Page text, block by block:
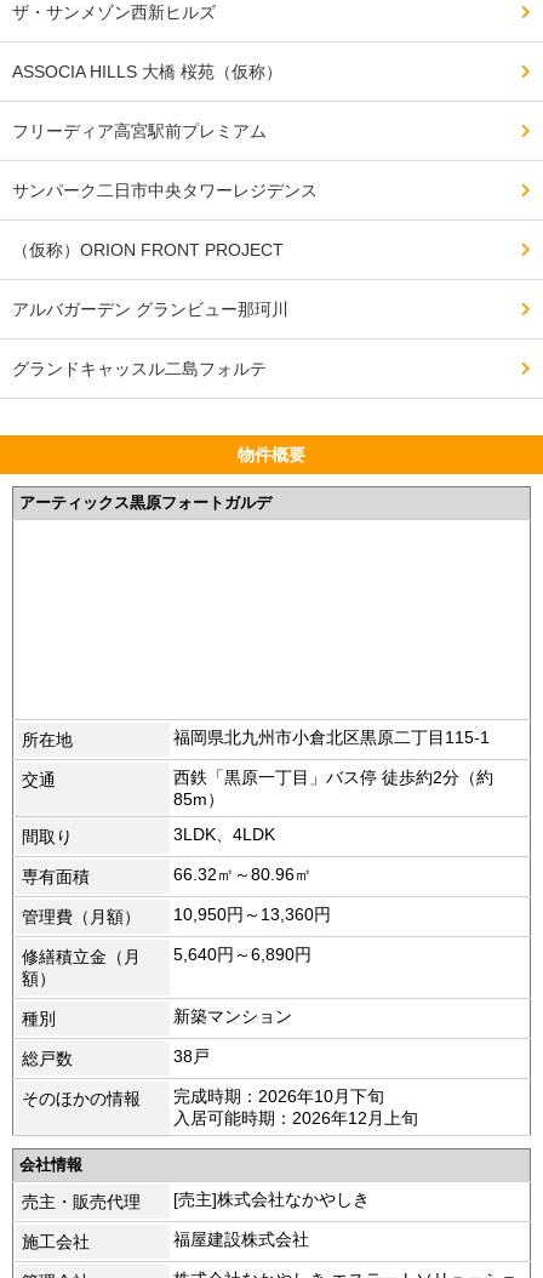
ザ・サンメゾン西新ヒルズ
ASSOCIA HILLS 大橋 桜苑（仮称）
フリーディア高宮駅前プレミアム
サンパーク二日市中央タワーレジデンス
（仮称）ORION FRONT PROJECT
アルバガーデン グランビュー那珂川
グランドキャッスル二島フォルテ
物件概要
アーティックス黒原フォートガルデ
所在地 福岡県北九州市小倉北区黒原二丁目115-1
交通
西鉄「黒原一丁目」バス停 徒歩約2分（約
85m）
間取り
3LDK、4LDK
専有面積 66.32㎡～80.96㎡
管理費（月額） 10,950円～13,360円
修繕積立金（月
額）
5,640円～6,890円
種別 新築マンション
総戸数 38戸
そのほかの情報
完成時期：2026年10月下旬
入居可能時期：2026年12月上旬
会社情報
売主・販売代理 [売主]株式会社なかやしき
施工会社 福屋建設株式会社